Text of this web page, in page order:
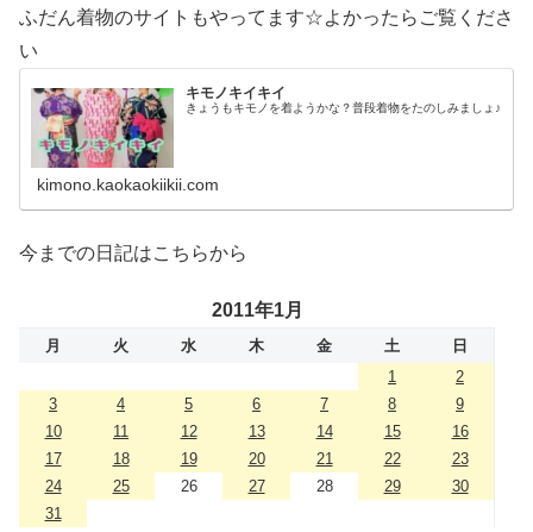
ふだん着物のサイトもやってます☆よかったらご覧くださ
い
キモノキイキイ
きょうもキモノを着ようかな？普段着物をたのしみましょ♪
kimono.kaokaokiikii.com
今までの日記はこちらから
2011年1月
月 火 水 木 金 土
日
1
2
3
4 5 6 7 8
9
10
11 12 13 14 15
16
17
18 19 20 21 22
23
24
25 26 27 28 29
30
31